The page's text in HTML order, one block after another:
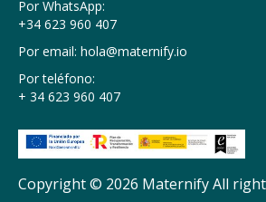
Por WhatsApp:
+34 623 960 407
Por email: hola@maternify.io
Por teléfono:
+ 34 623 960 407
Copyright © 2026 Maternify All